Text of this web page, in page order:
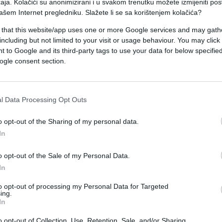
Kolačići su anonimizirani i u svakom trenutku možete izmijeniti
Internet pregledniku. Slažete li se sa korištenjem kolačića?
that this website/app uses one or more Google services and may
but not limited to your visit or usage behaviour. You may
to Google and its third-party tags to use your data for below
consent section.
Data Processing Opt Outs
opt-out of the Sharing of my personal data.
opt-out of the Sale of my Personal Data.
opt-out of processing my Personal Data for Targeted
državna novinska agencija.
were killed after the
July 29, 2025
izvijestila je Xinhua. Ceste i komunikacijska
struje od ponoći.
je sveobuhvatnu potragu i spašavanje kako
izdao upozorenje na kišu i poplave najvišeg